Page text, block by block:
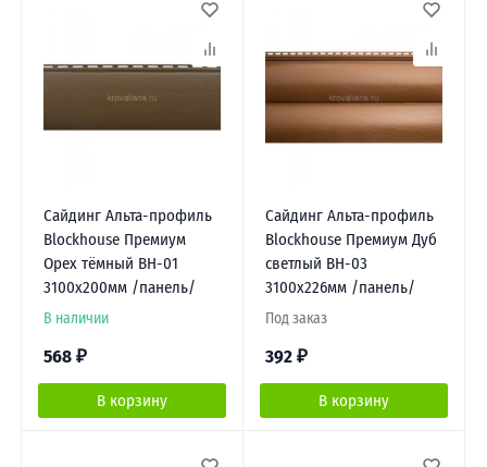
Сайдинг Альта-профиль
Blockhouse Премиум
Орех тёмный ВН-01
3100х200мм /панель/
В наличии
568 ₽
В корзину
Сайдинг Альта-профиль
Blockhouse Премиум Дуб
светлый ВН-03
3100х226мм /панель/
Под заказ
392 ₽
В корзину